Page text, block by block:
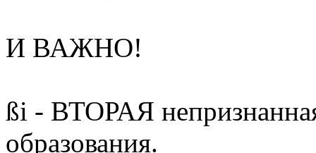
И ВАЖНО!
ßi - ВТОРАЯ
образования.